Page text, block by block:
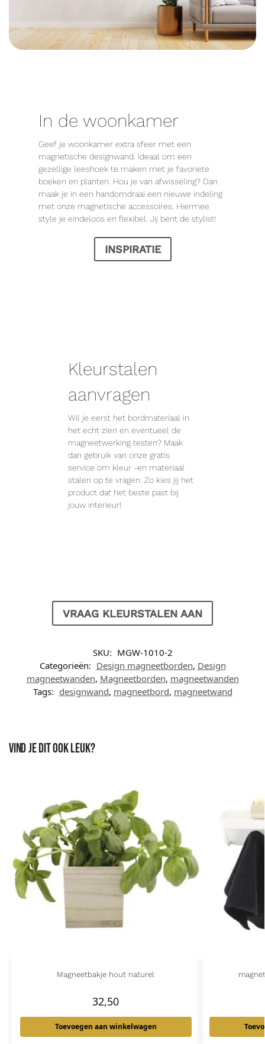
In de woonkamer
Geef je woonkamer extra sfeer met een
magnetische designwand. Ideaal om een
gezellige leeshoek te maken met je favoriete
boeken en planten. Hou je van afwisseling? Dan
maak je in een handomdraai een nieuwe indeling
met onze magnetische accessoires. Hiermee
style je eindeloos en flexibel. Jij bent de stylist!
INSPIRATIE
Kleurstalen
aanvragen
Wil je eerst het bordmateriaal in
het echt zien en eventueel de
magneetwerking testen? Maak
dan gebruik van onze gratis
service om kleur -en materiaal
stalen op te vragen. Zo kies jij het
product dat het beste past bij
jouw interieur!
VRAAG KLEURSTALEN AAN
SKU: MGW-1010-2
Categorieën: Design magneetborden, Design
magneetwanden, Magneetborden, magneetwanden
Tags: designwand, magneetbord, magneetwand
Vind je dit ook leuk?
Magneetbakje hout naturel
32,50
Toevoegen aan winkelwagen